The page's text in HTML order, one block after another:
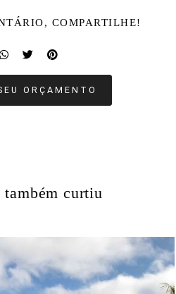
COMPARTILHE!
ORÇAMENTO
curtiu